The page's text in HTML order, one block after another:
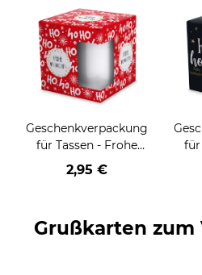
Geschenkverpackung
für Tassen - Frohe
Weihnachten - HO
HO HO - rot
2,95 €
für
Grußkarten zum